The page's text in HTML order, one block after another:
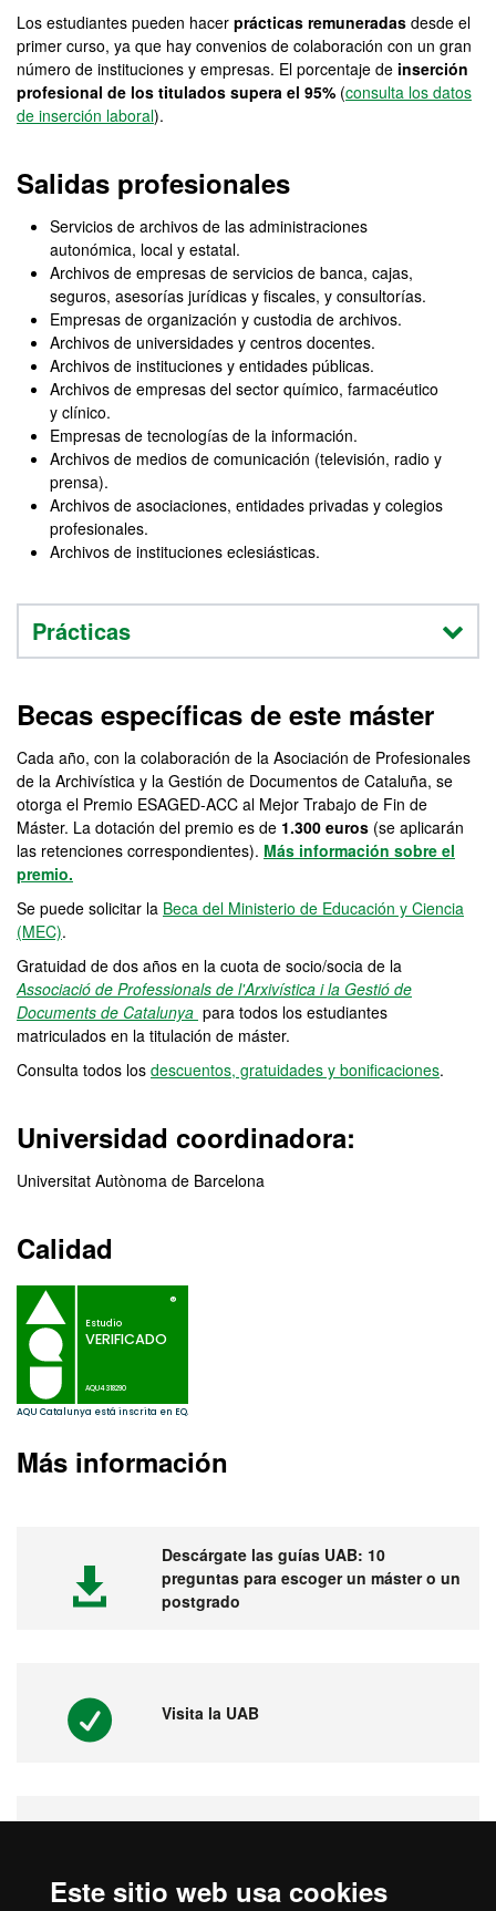
Este sitio web usa cookies
Los estudiantes pueden hacer prácticas remuneradas desde el
primer curso, ya que hay convenios de colaboración con un gran
número de instituciones y empresas. El porcentaje de inserción
profesional de los titulados supera el 95% (consulta los datos
de inserción laboral).
Salidas profesionales
Servicios de archivos de las administraciones
autonómica, local y estatal.
Archivos de empresas de servicios de banca, cajas,
seguros, asesorías jurídicas y fiscales, y consultorías.
Empresas de organización y custodia de archivos.
Archivos de universidades y centros docentes.
Archivos de instituciones y entidades públicas.
Archivos de empresas del sector químico, farmacéutico
y clínico.
Empresas de tecnologías de la información.
Archivos de medios de comunicación (televisión, radio y
prensa).
Archivos de asociaciones, entidades privadas y colegios
profesionales.
Archivos de instituciones eclesiásticas.
Prácticas
Becas específicas de este máster
Cada año, con la colaboración de la Asociación de Profesionales
de la Archivística y la Gestión de Documentos de Cataluña, se
otorga el Premio ESAGED-ACC al Mejor Trabajo de Fin de
Máster. La dotación del premio es de 1.300 euros (se aplicarán
las retenciones correspondientes). Más información sobre el
premio.
Se puede solicitar la Beca del Ministerio de Educación y Ciencia
(MEC).
Gratuidad de dos años en la cuota de socio/socia de la
Associació de Professionals de l'Arxivística i la Gestió de
Documents de Catalunya para todos los estudiantes
matriculados en la titulación de máster.
Consulta todos los descuentos, gratuidades y bonificaciones.
Universidad coordinadora:
Universitat Autònoma de Barcelona
Calidad
Más información
Descárgate las guías UAB: 10
preguntas para escoger un máster o un
postgrado
Visita la UAB